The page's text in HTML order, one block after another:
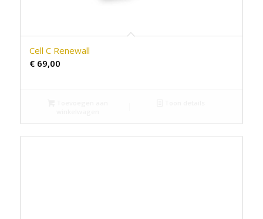
Cell C Renewall
€69,00